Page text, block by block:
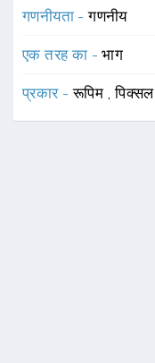
गणनीयता -गणनीय
एक तरह का -भाग
प्रकार -रूपिम ,पिक्सल